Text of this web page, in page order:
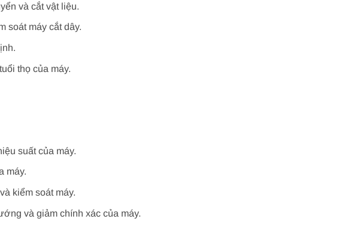
và cắt vật liệu.
soát máy cắt dây.
thọ của máy.
suất của máy.
máy.
kiểm soát máy.
và giảm chính xác của máy.